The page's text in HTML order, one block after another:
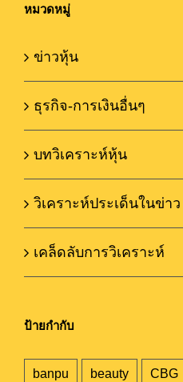
หมวดหมู่
ข่าวหุ้น
ธุรกิจ-การเงินอื่นๆ
บทวิเคราะห์หุ้น
วิเคราะห์ประเด็นในข่าว
เคล็ดลับการวิเคราะห์
ป้ายกำกับ
banpu beauty CBG